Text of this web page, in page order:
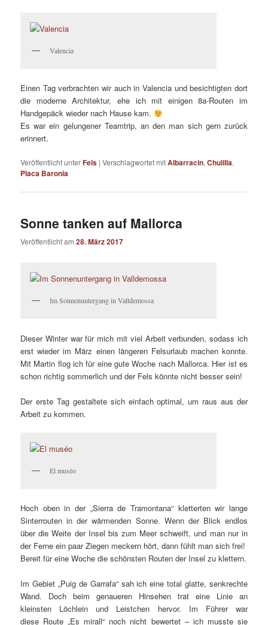
Valencia
Einen Tag verbrachten wir auch in Valencia und besichtigten dort
die moderne Architektur, ehe ich mit einigen 8a-Routen im
Handgepäck wieder nach Hause kam.
Es war ein gelungener Teamtrip, an den man sich gern zurück
erinnert.
Veröffentlicht unterFels |Verschlagwortet mitAlbarracin,Chulilla,
Placa Baronia
Sonne tanken auf Mallorca
Veröffentlicht am28. März 2017
Im Sonnenuntergang in Valldemossa
Dieser Winter war für mich mit viel Arbeit verbunden, sodass ich
erst wieder im März einen längeren Felsurlaub machen konnte.
Mit Martin flog ich für eine gute Woche nach Mallorca. Hier ist es
schon richtig sommerlich und der Fels könnte nicht besser sein!
Der erste Tag gestaltete sich einfach optimal, um raus aus der
Arbeit zu kommen.
El muséo
Hoch oben in der „Sierra de Tramontana“ kletterten wir lange
Sinterrouten in der wärmenden Sonne. Wenn der Blick endlos
über die Weite der Insel bis zum Meer schweift, und man nur in
der Ferne ein paar Ziegen meckern hört, dann fühlt man sich frei!
Bereit für eine Woche die schönsten Routen der Insel zu klettern.
Im Gebiet „Puig de Garrafa“ sah ich eine total glatte, senkrechte
Wand. Doch beim genaueren Hinsehen trat eine Linie an
kleinsten Löchlein und Leistchen hervor. Im Führer war
diese Route „Es mirall“ noch nicht bewertet – ich musste sie